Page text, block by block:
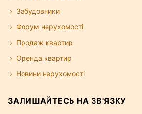
Забудовники
Форум нерухомості
Продаж квартир
Оренда квартир
Новини нерухомості
ЗАЛИШАЙТЕСЬ НА ЗВ'ЯЗКУ